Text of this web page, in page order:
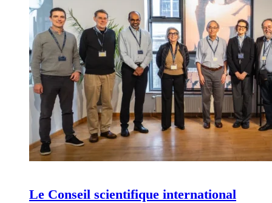
Le Conseil scientifique international